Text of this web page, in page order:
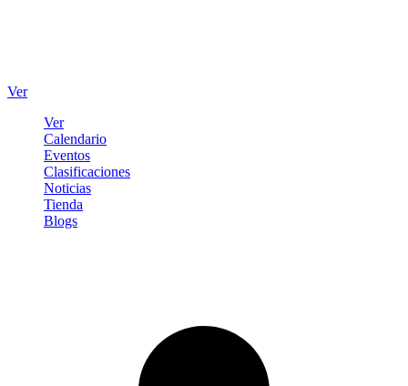
Ver
Ver
Calendario
Eventos
Clasificaciones
Noticias
Tienda
Blogs